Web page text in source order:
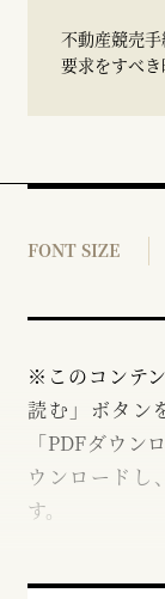
不動産競売
要求をすべ
FONT SIZE
※このコンテ
読む」ボタン
「PDFダウン
ウンロードし
す。